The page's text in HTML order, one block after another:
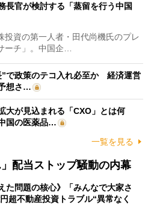
官が検討する「蒸留を行う中国
資の第一人者・田代尚機氏のプレ
ーチ」。中国企…
”で政策のテコ入れ必至か 経済運営
想さ…
大が見込まれる「CXO」とは何
国の医薬品…
一覧を見る
」配当ストップ騒動の内幕
た問題の核心》「みんなで大家さ
超不動産投資トラブル“異常なく